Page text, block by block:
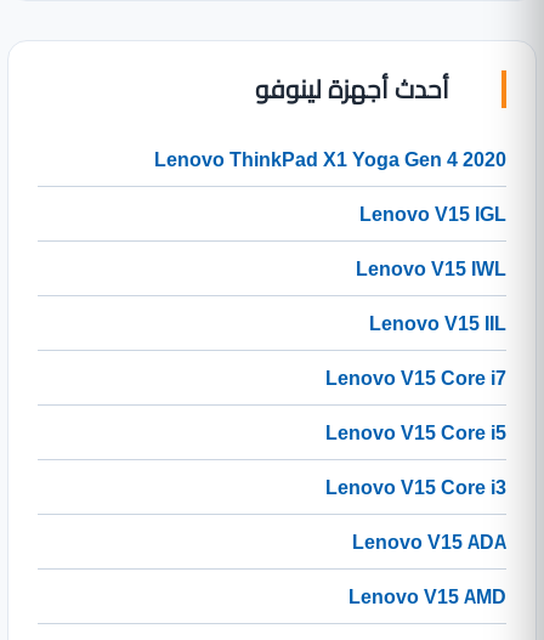
أحدث أجهزة لينوفو
Lenovo ThinkPad X1 Yoga Gen 4 2020
Lenovo V15 IGL
Lenovo V15 IWL
Lenovo V15 IIL
Lenovo V15 Core i7
Lenovo V15 Core i5
Lenovo V15 Core i3
Lenovo V15 ADA
Lenovo V15 AMD